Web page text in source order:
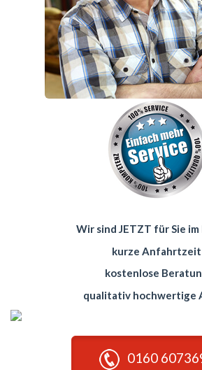
Wir sind JETZT für Sie im
kurze Anfahrtzeit
kostenlose
qualitativ hochwertige
0160